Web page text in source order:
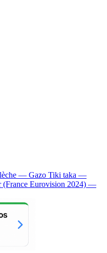
— Gazo Tiki taka —
(France Eurovision 2024) —